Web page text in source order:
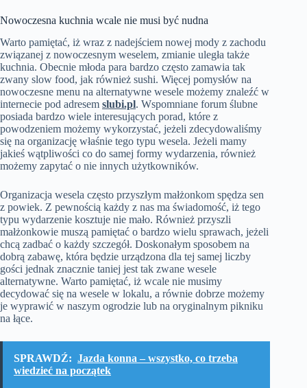
Nowoczesna kuchnia wcale nie musi być nudna
Warto pamiętać, iż wraz z nadejściem nowej mody z zachodu
związanej z nowoczesnym weselem, zmianie uległa także
kuchnia. Obecnie młoda para bardzo często zamawia tak
zwany slow food, jak również sushi. Więcej pomysłów na
nowoczesne menu na alternatywne wesele możemy znaleźć w
internecie pod adresem slubi.pl. Wspomniane forum ślubne
posiada bardzo wiele interesujących porad, które z
powodzeniem możemy wykorzystać, jeżeli zdecydowaliśmy
się na organizację właśnie tego typu wesela. Jeżeli mamy
jakieś wątpliwości co do samej formy wydarzenia, również
możemy zapytać o nie innych użytkowników.
Organizacja wesela często przyszłym małżonkom spędza sen
z powiek. Z pewnością każdy z nas ma świadomość, iż tego
typu wydarzenie kosztuje nie mało. Również przyszli
małżonkowie muszą pamiętać o bardzo wielu sprawach, jeżeli
chcą zadbać o każdy szczegół. Doskonałym sposobem na
dobrą zabawę, która będzie urządzona dla tej samej liczby
gości jednak znacznie taniej jest tak zwane wesele
alternatywne. Warto pamiętać, iż wcale nie musimy
decydować się na wesele w lokalu, a równie dobrze możemy
je wyprawić w naszym ogrodzie lub na oryginalnym pikniku
na łące.
SPRAWDŹ: Jazda konna – wszystko, co trzeba
wiedzieć na początek